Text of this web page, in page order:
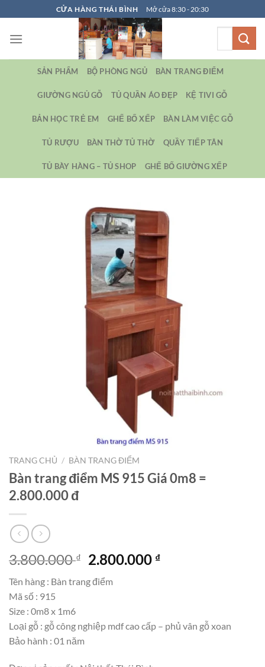
qua
nội
CỬA HÀNG THÁI BÌNH Mở cửa 8:30 - 20:30
SẢN PHẨM BỘ PHÒNG NGỦ BÀN TRANG ĐIỂM
GIƯỜNG NGỦ GỖ TỦ QUẦN ÁO ĐẸP KỆ TIVI GỖ
BẢN HỌC TRẺ EM GHẾ BỐ XẾP BÀN LÀM VIỆC GỖ
TỦ RƯỢU BÀN THỜ TỦ THỜ QUẦY TIẾP TÂN
TỦ BÀY HÀNG – TỦ SHOP GHẾ BỐ GIƯỜNG XẾP
TRANG CHỦ / BÀN TRANG ĐIỂM
Bàn trang điểm MS 915 Giá 0m8 =
2.800.000 đ
3.800.000₫
Giá
gốc
là:
2.800.000 ₫Giá
Tên hàng : Bàn trang điểm
Mã số : 915
Size : 0m8 x 1m6
Loại gỗ : gỗ công nghiệp mdf cao cấp – phủ vân gỗ xoan
Bảo hành : 01 năm